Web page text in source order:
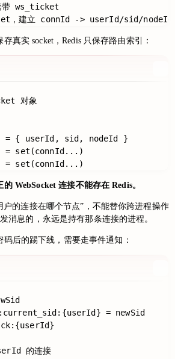
带 ws_ticket
真实 socket，Redis 只保存路由索引：
对象
= { userId, sid, nodeId }
= set(connId...)
的 WebSocket 连接不能存在 Redis。
户的连接在哪个节点”，不能替你跨进程操作
消息的，永远是持有那条连接的进程。
后的踢下线，需要走事件通知：
= newSid
的连接